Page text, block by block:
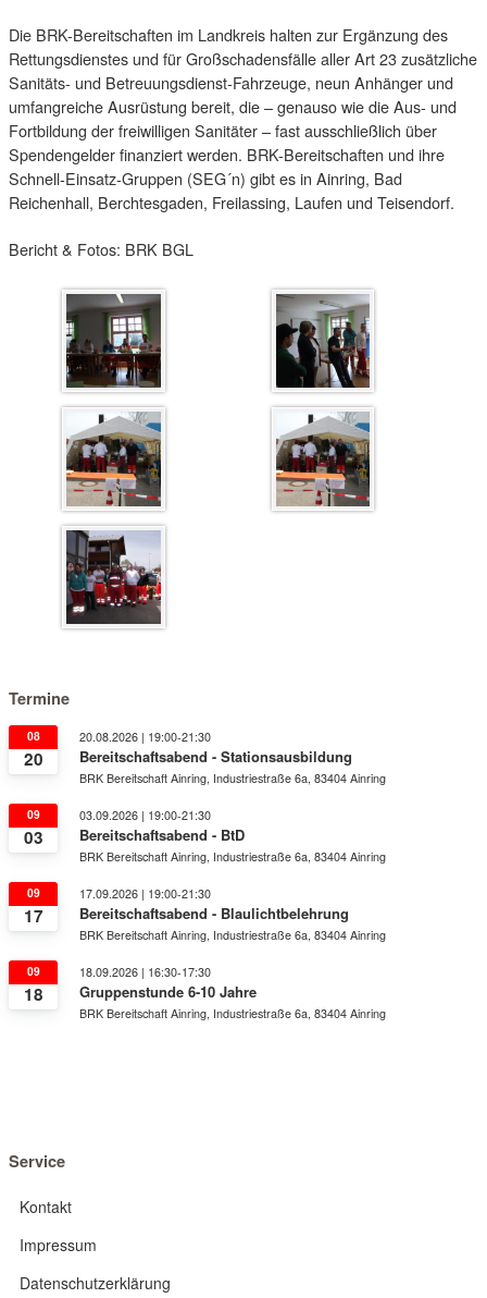
Die BRK-Bereitschaften im Landkreis halten zur Ergänzung des
Rettungsdienstes und für Großschadensfälle aller Art 23 zusätzliche
Sanitäts- und Betreuungsdienst-Fahrzeuge, neun Anhänger und
umfangreiche Ausrüstung bereit, die – genauso wie die Aus- und
Fortbildung der freiwilligen Sanitäter – fast ausschließlich über
Spendengelder finanziert werden. BRK-Bereitschaften und ihre
Schnell-Einsatz-Gruppen (SEG´n) gibt es in Ainring, Bad
Reichenhall, Berchtesgaden, Freilassing, Laufen und Teisendorf.
Bericht & Fotos: BRK BGL
Termine
08
20
20.08.2026 | 19:00-21:30
Bereitschaftsabend - Stationsausbildung
BRK Bereitschaft Ainring, Industriestraße 6a, 83404 Ainring
09
03
03.09.2026 | 19:00-21:30
Bereitschaftsabend - BtD
BRK Bereitschaft Ainring, Industriestraße 6a, 83404 Ainring
09
17
17.09.2026 | 19:00-21:30
Bereitschaftsabend - Blaulichtbelehrung
BRK Bereitschaft Ainring, Industriestraße 6a, 83404 Ainring
09
18
18.09.2026 | 16:30-17:30
Gruppenstunde 6-10 Jahre
BRK Bereitschaft Ainring, Industriestraße 6a, 83404 Ainring
Service
Kontakt
Impressum
Datenschutzerklärung